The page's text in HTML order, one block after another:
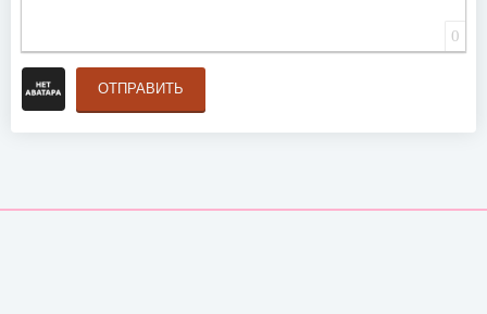
0
ОТПРАВИТЬ